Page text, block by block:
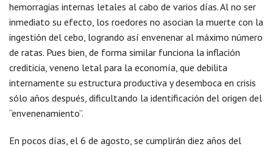
hemorragias internas letales al cabo de varios días. Al no ser
inmediato su efecto, los roedores no asocian la muerte con la
ingestión del cebo, logrando así envenenar al máximo número
de ratas. Pues bien, de forma similar funciona la inflación
crediticia, veneno letal para la economía, que debilita
internamente su estructura productiva y desemboca en crisis
sólo años después, dificultando la identificación del origen del
“envenenamiento”.
En pocos días, el 6 de agosto, se cumplirán diez años del